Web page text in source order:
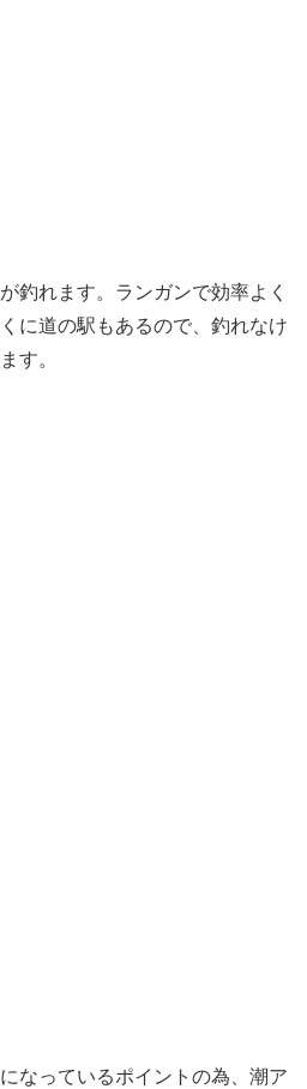
釣れます。ランガンで効率よく
に道の駅もあるので、釣れなけ
す。
なっているポイントの為、潮ア